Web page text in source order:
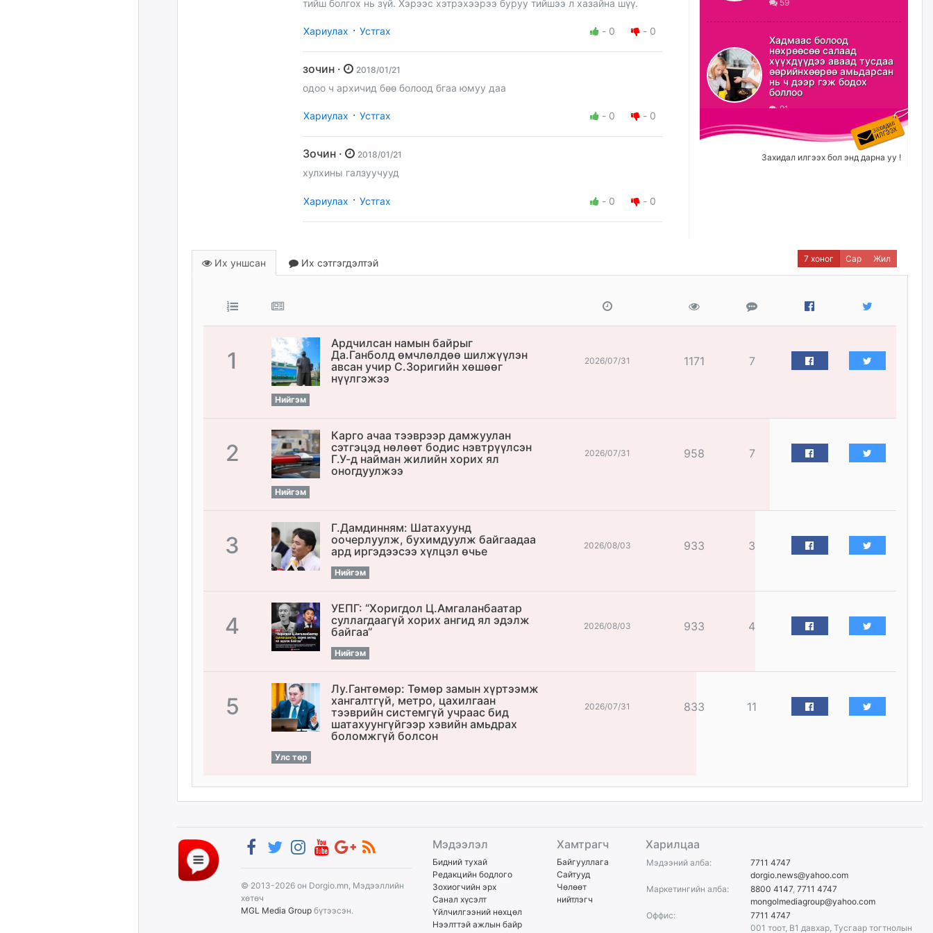
тийш болгох нь зүй. Хэрээс хэтрэхээрээ буруу тийшээ л хазайна шүү.
Хариулах · Устгах - 0 - 0
зочин · 2018/01/21
одоо ч архичид бөө болоод бгаа юмуу даа
Хариулах · Устгах - 0 - 0
Зочин · 2018/01/21
хулхины галзуучууд
Хариулах · Устгах - 0 - 0
ХЗДХ-ын сайд С.Амарсайхан:
Авлигаар авсан хөрөнгийг
хурааж, нийгмийн сайн
сайхны хөгжилд зориулах
бөгөөд үүнийг хэд хэдэн эрх
бүхий байгууллагаас санал авна
өчигдѳр
Шатахууныг олдож байгаа
газраас нь л авч байна. Үнэ
тарифаас илүү хангамж дээр
анхаарч байна
өнгөрлөө
өчигдѳр
Барилгын салбарын 100
жилийн ойд зориулсан
наадмыг хойшлуулав
Jade Gas: 1.1 тэрбум австрали
долларын санхүүжилтийн
үргэлжилж байна
төлбөргүй авах боломжтой
манаачтайгаа бүлэглэн
эзэмшлийнх нь дансаар заал,
зогсоолын төлбөр ₮121.5
саяыг авчээ
59
Хадмаас болоод
нөхрөөсөө салаад
хүүхдүүдээ аваад тусдаа
өөрийнхөөрөө амьдарсан
нь ч дээр гэж бодох
боллоо
91
Захидал илгээх бол энд дарна уу !
Их уншсан Их сэтгэгдэлтэй 7 хоног Сар Жил
1
Ардчилсан намын байрыг
Да.Ганболд өмчлөлдөө шилжүүлэн
авсан учир С.Зоригийн хөшөөг
нүүлгэжээ
Нийгэм
2026/07/31 1171 7
2
Карго ачаа тээврээр дамжуулан
сэтгэцэд нөлөөт бодис нэвтрүүлсэн
Г.У-д найман жилийн хорих ял
оногдуулжээ
Нийгэм
2026/07/31 958 7
3
Г.Дамдинням: Шатахуунд
оочерлуулж, бухимдуулж байгаадаа
ард иргэдээсээ хүлцэл өчье
Нийгэм
2026/08/03 933 3
4
УЕПГ: “Хоригдол Ц.Амгаланбаатар
cуллагдаагүй хорих ангид ял эдэлж
байгаа“
Нийгэм
2026/08/03 933 4
5
Лу.Гантөмөр: Төмөр замын хүртээмж
хангалтгүй, метро, цахилгаан
тээврийн системгүй учраас бид
шатахуунгүйгээр хэвийн амьдрах
боломжгүй болсон
Улс төр
2026/07/31 833 11
© 2013-2026 он Dorgio.mn, Мэдээллийн
хөтөч
MGL Media Groupбүтээсэн.
Мэдээлэл
Бидний тухай
Редакцийн бодлого
Зохиогчийн эрх
Санал хүсэлт
Үйлчилгээний нөхцөл
Нээлттэй ажлын байр
Хамтрагч
Байгууллага
Сайтууд
Чөлөөт
нийтлэгч
Харилцаа
Мэдээний алба:
7711 4747
dorgio.news@yahoo.com
Маркетингийн алба:
8800 4147, 7711 4747
mongolmediagroup@yahoo.com
Оффис:
7711 4747
001 тоот, B1 давхар, Тусгаар тогтнолын